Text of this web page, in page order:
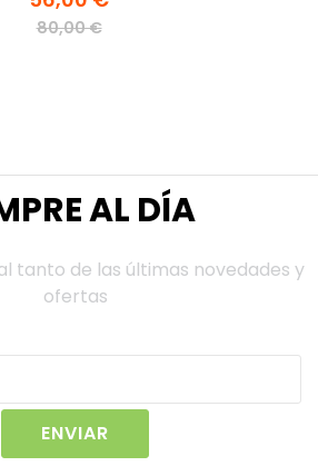
80,00 €
AL DÍA
tanto de las últimas novedades y
ofertas
ENVIAR